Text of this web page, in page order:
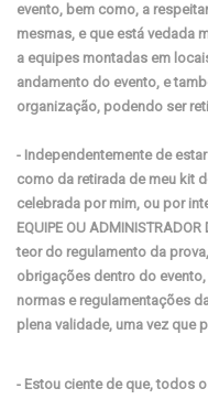
evento, bem como, a
mesmas, e que está vedada
a equipes montadas em
andamento do evento, e
organização, podendo ser
- Independentemente de
como da retirada de meu kit
celebrada por mim, ou por
EQUIPE OU
teor do regulamento da
obrigações dentro do
normas e regulamentações
plena validade, uma vez que
- Estou ciente de que, todos